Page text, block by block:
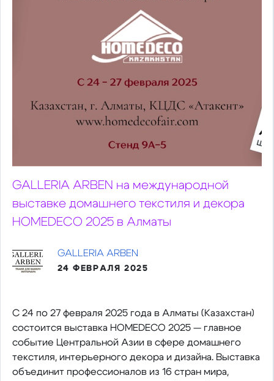
GALLERIA ARBEN на международной
выставке домашнего текстиля и декора
HOMEDECO 2025 в Алматы
GALLERIA ARBEN
24 ФЕВРАЛЯ 2025
С 24 по 27 февраля 2025 года в Алматы (Казахстан)
состоится выставка HOMEDECO 2025 — главное
событие Центральной Азии в сфере домашнего
текстиля, интерьерного декора и дизайна. Выставка
объединит профессионалов из 16 стран мира,